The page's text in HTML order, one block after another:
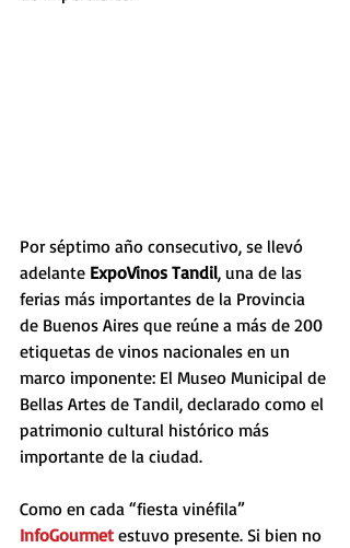
Por séptimo año consecutivo, se llevó
adelante ExpoVinos Tandil, una de las
ferias más importantes de la Provincia
de Buenos Aires que reúne a más de 200
etiquetas de vinos nacionales en un
marco imponente: El Museo Municipal de
Bellas Artes de Tandil, declarado como el
patrimonio cultural histórico más
importante de la ciudad.
Como en cada “fiesta vinéfila”
InfoGourmet estuvo presente. Si bien no